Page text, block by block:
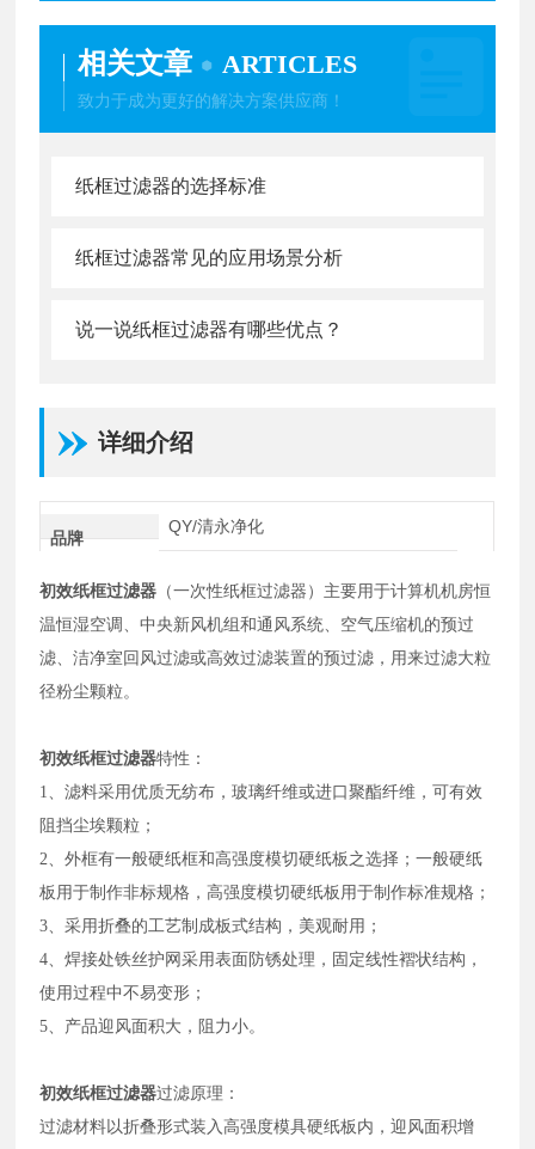
相关文章 ARTICLES
致力于成为更好的解决方案供应商！
纸框过滤器的选择标准
纸框过滤器常见的应用场景分析
说一说纸框过滤器有哪些优点？
详细介绍
品牌
QY/清永净化
初效纸框过滤器 （一次性纸框过滤器）主要用于计算机机房恒
温恒湿空调、中央新风机组和通风系统、空气压缩机的预过
滤、洁净室回风过滤或高效过滤装置的预过滤，用来过滤大粒
径粉尘颗粒。
初效纸框过滤器特性：
1、滤料采用优质无纺布，玻璃纤维或进口聚酯纤维，可有效
阻挡尘埃颗粒；
2、外框有一般硬纸框和高强度模切硬纸板之选择；一般硬纸
板用于制作非标规格，高强度模切硬纸板用于制作标准规格；
3、采用折叠的工艺制成板式结构，美观耐用；
4、焊接处铁丝护网采用表面防锈处理，固定线性褶状结构，
使用过程中不易变形；
5 、产品迎风面积大，阻力小。
初效纸框过滤器过滤原理：
过滤材料以折叠形式装入高强度模具硬纸板内，迎风面积增